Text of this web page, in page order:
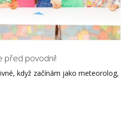
před povodní!
když začínám jako meteorolog,